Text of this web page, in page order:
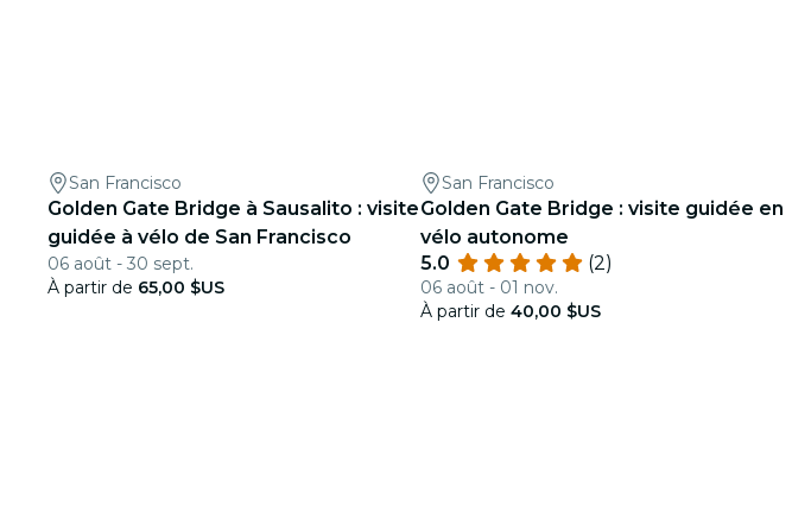
San Francisco
Golden Gate Bridge à Sausalito : visite
guidée à vélo de San Francisco
06 août - 30 sept.
À partir de 65,00 $US
San Francisco
Golden Gate Bridge : visite guidée en
vélo autonome
5.0
(2)
06 août - 01 nov.
À partir de 40,00 $US